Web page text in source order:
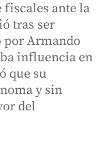
fiscales ante la
tras ser
por Armando
influencia en
que su
y sin
del